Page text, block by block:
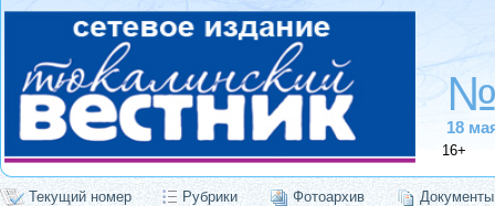
18
16+
Текущий номер Рубрики Фотоархив Документы